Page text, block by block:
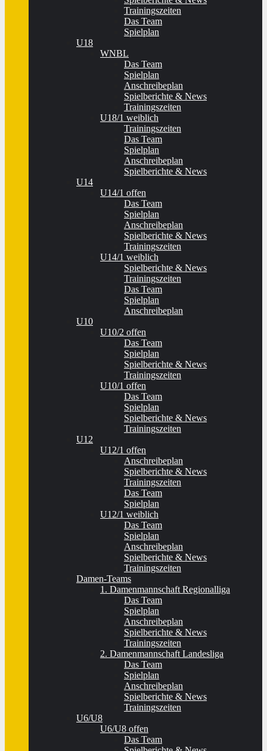
Trainingszeiten
Das Team
Spielplan
U18
WNBL
Das Team
Spielplan
Anschreibeplan
Spielberichte & News
Trainingszeiten
U18/1 weiblich
Trainingszeiten
Das Team
Spielplan
Anschreibeplan
Spielberichte & News
U14
U14/1 offen
Das Team
Spielplan
Anschreibeplan
Spielberichte & News
Trainingszeiten
U14/1 weiblich
Spielberichte & News
Trainingszeiten
Das Team
Spielplan
Anschreibeplan
U10
U10/2 offen
Das Team
Spielplan
Spielberichte & News
Trainingszeiten
U10/1 offen
Das Team
Spielplan
Spielberichte & News
Trainingszeiten
U12
U12/1 offen
Anschreibeplan
Spielberichte & News
Trainingszeiten
Das Team
Spielplan
U12/1 weiblich
Das Team
Spielplan
Anschreibeplan
Spielberichte & News
Trainingszeiten
Damen-Teams
1. Damenmannschaft Regionalliga
Das Team
Spielplan
Anschreibeplan
Spielberichte & News
Trainingszeiten
2. Damenmannschaft Landesliga
Das Team
Spielplan
Anschreibeplan
Spielberichte & News
Trainingszeiten
U6/U8
U6/U8 offen
Das Team